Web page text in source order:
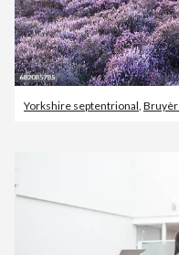
Yorkshire septentrional,